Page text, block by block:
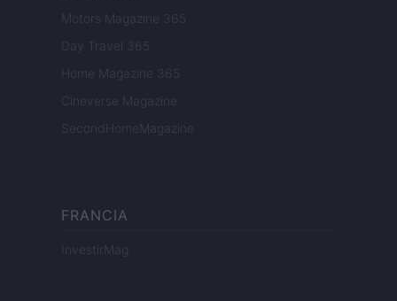
Motors Magazine 365
Day Travel 365
Home Magazine 365
Cineverse Magazine
SecondHomeMagazine
FRANCIA
InvestirMag